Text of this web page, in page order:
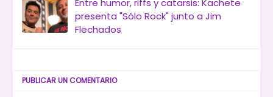
presenta "Sólo Rock" junto a Jim
Flechados
PUBLICAR UN COMENTARIO